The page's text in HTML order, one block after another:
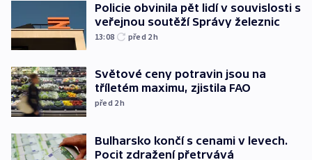
Policie obvinila pět lidí v souvislosti s
veřejnou soutěží Správy železnic
13:08 před 2h
Světové ceny potravin jsou na
tříletém maximu, zjistila FAO
před 2h
Bulharsko končí s cenami v levech.
Pocit zdražení přetrvává